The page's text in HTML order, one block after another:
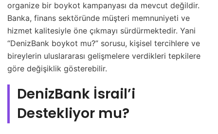
organize bir boykot kampanyası da mevcut değildir.
Banka, finans sektöründe müşteri memnuniyeti ve
hizmet kalitesiyle öne çıkmayı sürdürmektedir. Yani
“DenizBank boykot mu?” sorusu, kişisel tercihlere ve
bireylerin uluslararası gelişmelere verdikleri tepkilere
göre değişiklik gösterebilir.
DenizBank İsrail’i
Destekliyor mu?